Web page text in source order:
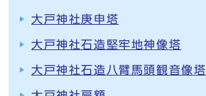
大戸神社庚申塔
大戸神社石造堅牢地神像塔
大戸神社石造八臂馬頭観音像塔